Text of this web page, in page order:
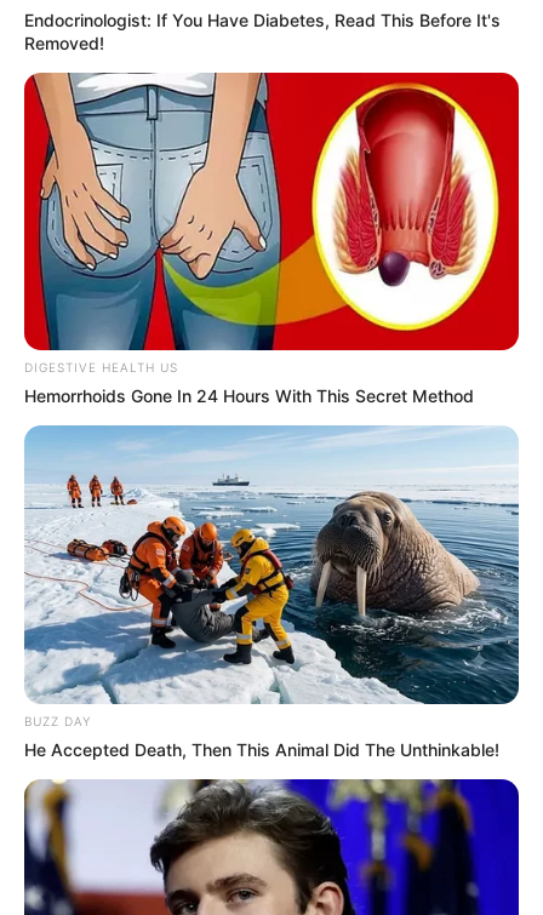
Endocrinologist: If You Have Diabetes, Read This Before It's
Removed!
DIGESTIVE HEALTH US
Hemorrhoids Gone In 24 Hours With This Secret Method
BUZZ DAY
He Accepted Death, Then This Animal Did The Unthinkable!